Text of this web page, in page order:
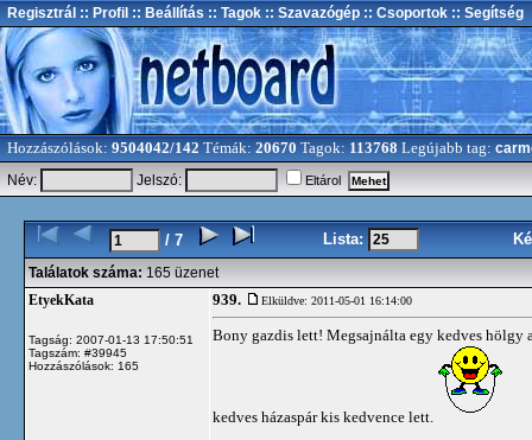
Regisztrál :: Profil :: Beállítás :: Tagok :: Szavazógép :: Csoportok :: Segítség
Hozzászólások: 9504042/142 Témák: 20670 Tagok: 113768 Legújabb tag:
Név:
Jelszó: Eltárol
/ 7 Lista:
Találatok száma: 165 üzenet
EtyekKata
Tagság: 2007-01-13 17:50:51
Tagszám: #39945
Hozzászólások: 165
939. Elküldve: 2011-05-01 16:14:00
Bony gazdis lett! Megsajnálta egy kedves hölgy
kedves házaspár kis kedvence lett.